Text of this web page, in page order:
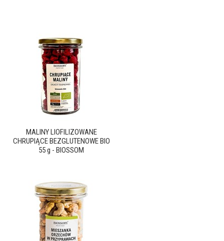
MALINY LIOFILIZOWANE
CHRUPIĄCE BEZGLUTENOWE BIO
55 g - BIOSSOM